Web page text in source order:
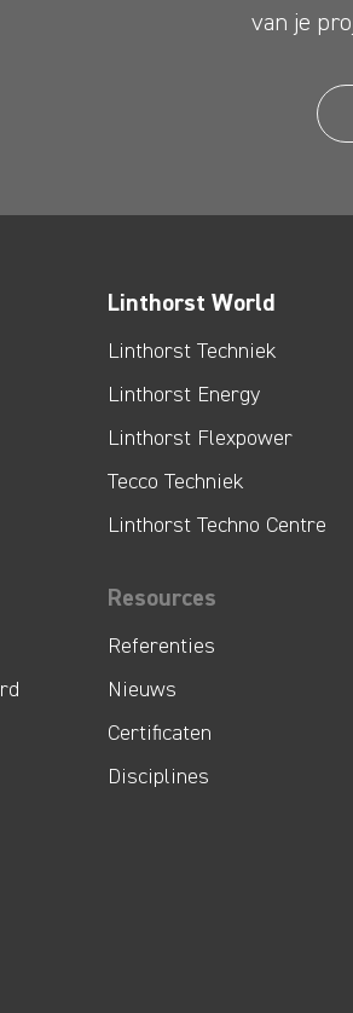
van je
Linthorst World
Linthorst Techniek
Linthorst Energy
Linthorst Flexpower
Tecco Techniek
Linthorst Techno Centre
Resources
Referenties
Nieuws
Certificaten
Disciplines